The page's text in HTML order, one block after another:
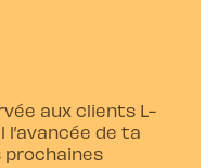
aux clients L-
de ta